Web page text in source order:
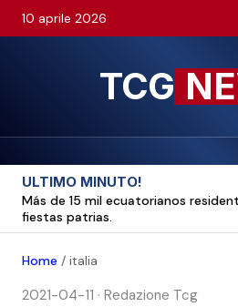
10 aprile 2026
TCG
ULTIMO MINUTO!
Más de 15 mil ecuatorianos
fiestas patrias.
Home / italia
2021-04-11 · Redazione Tcg